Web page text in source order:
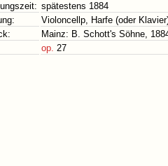
spätestens 1884
Violoncellp, Harfe (oder
Mainz: B. Schott's Söhne,
op. 27